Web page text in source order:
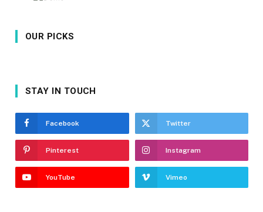
OUR PICKS
STAY IN TOUCH
Facebook Twitter
Pinterest Instagram
YouTube Vimeo